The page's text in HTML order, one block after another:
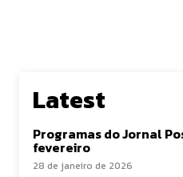
Latest
Programas do Jornal
fevereiro
28 de janeiro de 2026